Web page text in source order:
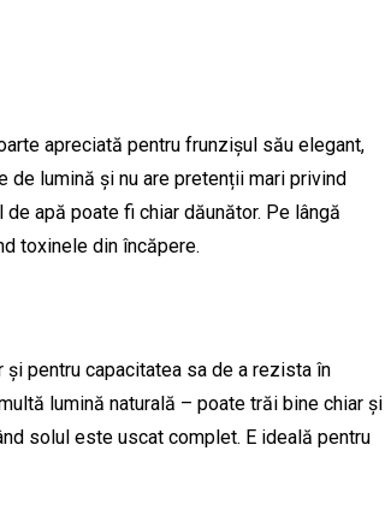
apreciată pentru frunzișul său elegant,
de lumină și nu are pretenții mari privind
apă poate fi chiar dăunător. Pe lângă
toxinele din încăpere.
și pentru capacitatea sa de a rezista în
lumină naturală – poate trăi bine chiar și
solul este uscat complet. E ideală pentru